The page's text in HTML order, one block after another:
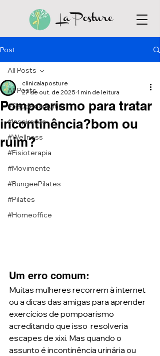
Post
All Posts
#Saúdedamulher
#Inspiração
#Wellness
#Fisioterapia
#Movimente
#BungeePilates
#Pilates
#Homeoffice
All Posts
Pompoarismo para tratar
incontinência?bom ou
ruim?
clinicalaposture
27 de out. de 2025 1 min de leitura
Um erro comum:
Muitas mulheres recorrem à internet
ou a dicas das amigas para aprender
exercícios de pompoarismo
acreditando que isso  resolveria
escapes de xixi. Mas quando o
assunto é incontinência urinária ou